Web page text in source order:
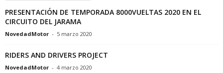
PRESENTACIÓN DE TEMPORADA 8000VUELTAS 2020 EN EL
CIRCUITO DEL JARAMA
NovedadMotor - 5 marzo 2020
RIDERS AND DRIVERS PROJECT
NovedadMotor - 4 marzo 2020